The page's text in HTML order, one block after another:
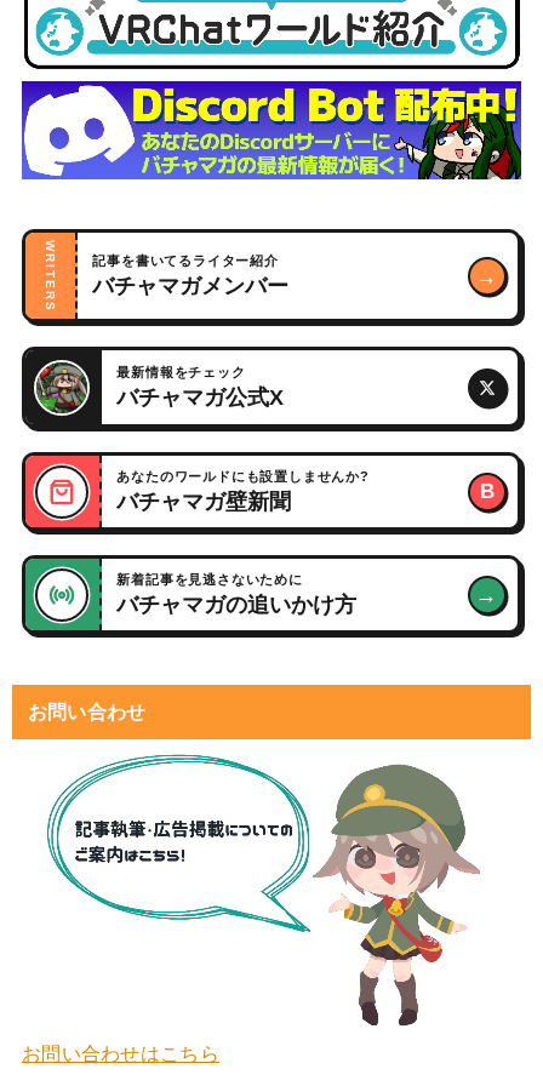
WRITERS 記事を書いてるライター紹介
バチャマガメンバー →
最新情報をチェック
バチャマガ公式X
あなたのワールドにも設置しませんか?
バチャマガ壁新聞 B
新着記事を見逃さないために
バチャマガの追いかけ方 →
お問い合わせ
お問い合わせはこちら